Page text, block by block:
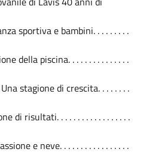
sportiva e bambini. . . . . . . . .
della piscina. . . . . . . . . . . . . . .
stagione di crescita. . . . . . . .
di risultati. . . . . . . . . . . . . . . . . .
e neve. . . . . . . . . . . . . . . . .